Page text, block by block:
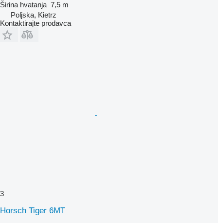
Širina hvatanja 7,5 m
Poljska, Kietrz
Kontaktirajte prodavca
3
Horsch Tiger 6MT